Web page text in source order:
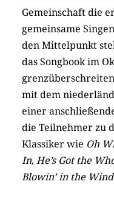
Gemeinschaft die
gemeinsame
den Mittelpunkt
das Songbook im
mit dem
einer
die Teilnehmer zu
Klassiker wie Oh
In, He’s Got the
Blowin’ in the Wind